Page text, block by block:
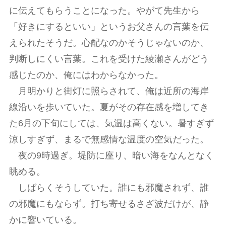
に伝えてもらうことになった。やがて先生から
「好きにするといい」というお父さんの言葉を伝
えられたそうだ。心配なのかそうじゃないのか、
判断しにくい言葉。これを受けた綾瀬さんがどう
感じたのか、俺にはわからなかった。
月明かりと街灯に照らされて、俺は近所の海岸
線沿いを歩いていた。夏がその存在感を増してき
た6月の下旬にしては、気温は高くない。暑すぎず
涼しすぎず、まるで無感情な温度の空気だった。
夜の9時過ぎ。堤防に座り、暗い海をなんとなく
眺める。
しばらくそうしていた。誰にも邪魔されず、誰
の邪魔にもならず。打ち寄せるさざ波だけが、静
かに響いている。